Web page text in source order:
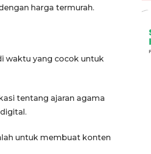
harga termurah.
waktu yang cocok untuk
tentang ajaran agama
untuk membuat konten